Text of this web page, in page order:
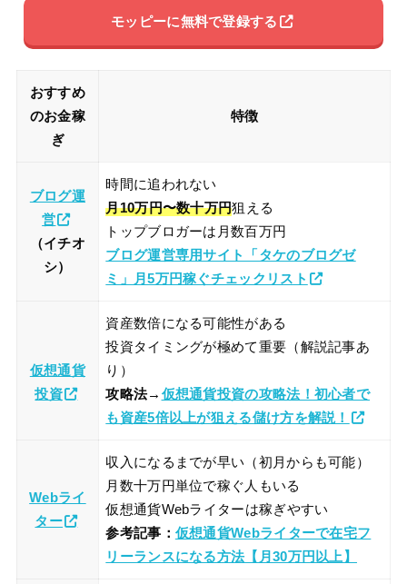
モッピーに無料で登録する
おすすめ
のお金稼
ぎ
特徴
ブログ運
営
（イチオ
シ）
時間に追われない
月10万円〜数十万円狙える
トップブロガーは月数百万円
ブログ運営専用サイト「タケのブログゼ
ミ」月5万円稼ぐチェックリスト
仮想通貨
投資
資産数倍になる可能性がある
投資タイミングが極めて重要（解説記事あ
り）
攻略法→ 仮想通貨投資の攻略法！初心者で
も資産5倍以上が狙える儲け方を解説！
Webライ
ター
収入になるまでが早い（初月からも可能）
月数十万円単位で稼ぐ人もいる
仮想通貨Webライターは稼ぎやすい
参考記事： 仮想通貨Webライターで在宅フ
リーランスになる方法【月30万円以上】